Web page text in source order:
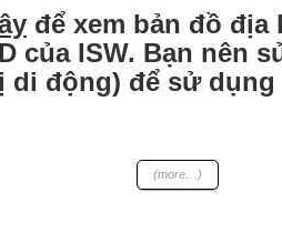
để xem bản đồ
của ISW. Bạn nên
di động) để sử
(more…)